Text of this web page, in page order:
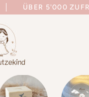
ÜBER 5'000